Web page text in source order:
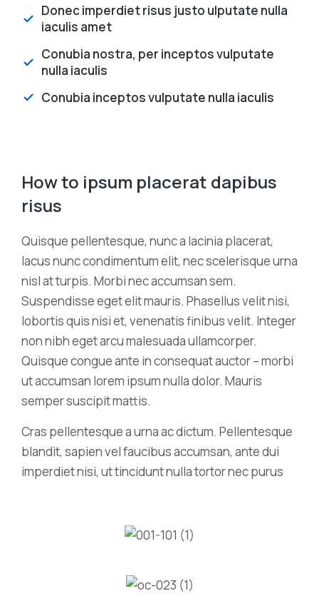
Donec imperdiet risus justo ulputate nulla
iaculis amet
Conubia nostra, per inceptos vulputate
nulla iaculis
Conubia inceptos vulputate nulla iaculis
How to ipsum placerat dapibus
risus
Quisque pellentesque, nunc a lacinia placerat,
lacus nunc condimentum elit, nec scelerisque urna
nisl at turpis. Morbi nec accumsan sem.
Suspendisse eget elit mauris. Phasellus velit nisi,
lobortis quis nisi et, venenatis finibus velit. Integer
non nibh eget arcu malesuada ullamcorper.
Quisque congue ante in consequat auctor – morbi
ut accumsan lorem ipsum nulla dolor. Mauris
semper suscipit mattis.
Cras pellentesque a urna ac dictum. Pellentesque
blandit, sapien vel faucibus accumsan, ante dui
imperdiet nisi, ut tincidunt nulla tortor nec purus